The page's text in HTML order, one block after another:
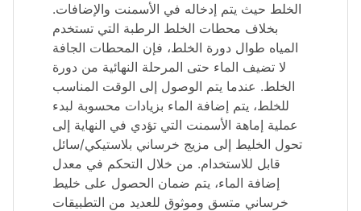
الخلط حيث يتم إدخاله في الأسمنت والإضافات.
بخلاف محطات الخلط الرطبة التي تستخدم
المياه طوال دورة الخلط، فإن المحطات الجافة
لا تضيف الماء حتى المرحلة النهائية من دورة
الخلط. عندما يتم الوصول إلى الوقت المناسب
للخلط، يتم إضافة الماء بزيادات محسوبة لبدء
عملية إماهة الأسمنت التي تؤدي في النهاية إلى
تحول الخليط إلى مزيج خرساني بلاستيكي/سائل
قابل للاستخدام. من خلال التحكم في معدل
إضافة الماء، يتم ضمان الحصول على خليط
خرساني متسق وموثوق للعديد من التطبيقات